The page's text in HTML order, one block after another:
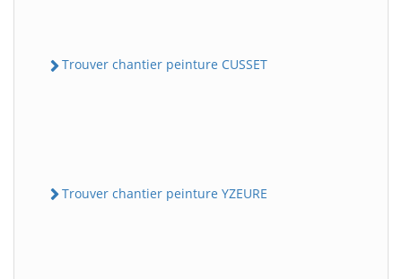
Trouver chantier peinture CUSSET
Trouver chantier peinture YZEURE